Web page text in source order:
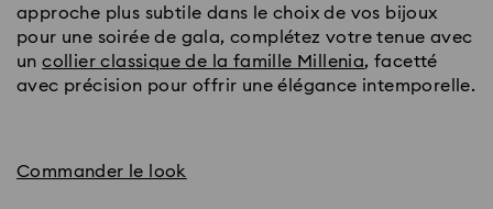
approche plus subtile dans le choix de vos bijoux
pour une soirée de gala, complétez votre tenue avec
uncollier classique de la famille Millenia, facetté
avec précision pour offrir une élégance intemporelle.
Commander le look